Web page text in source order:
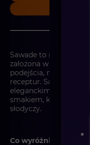
Sawade to najstarsza
założona w 1880 roku.
podejścia, najwyższej
receptur. Sawade
eleganckimi
smakiem, który od
słodyczy.
Co wyróżnia to